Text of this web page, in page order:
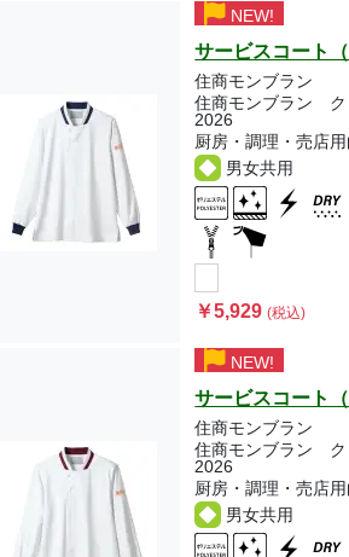
NEW!
サービスコート
住商モンブラン
住商モンブラン ク
2026
厨房・調理・売店
男女共用
￥5,929(税込)
NEW!
サービスコート
住商モンブラン
住商モンブラン ク
2026
厨房・調理・売店
男女共用